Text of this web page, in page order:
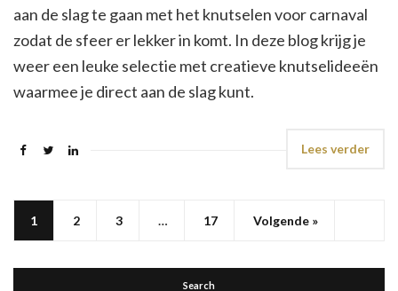
aan de slag te gaan met het knutselen voor carnaval
zodat de sfeer er lekker in komt. In deze blog krijg je
weer een leuke selectie met creatieve knutselideeën
waarmee je direct aan de slag kunt.
Lees verder
1 2 3 … 17 Volgende »
Search